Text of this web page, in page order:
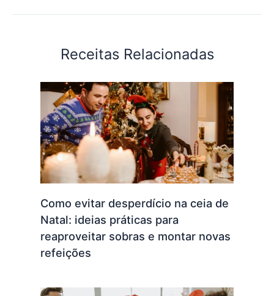
Receitas Relacionadas
Como evitar desperdício na ceia de
Natal: ideias práticas para
reaproveitar sobras e montar novas
refeições